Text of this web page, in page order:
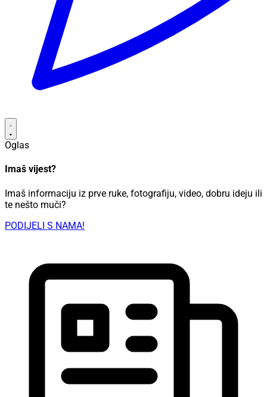
Oglas
Imaš vijest?
Imaš informaciju iz prve ruke, fotografiju, video, dobru ideju ili
te nešto muči?
PODIJELI S NAMA!